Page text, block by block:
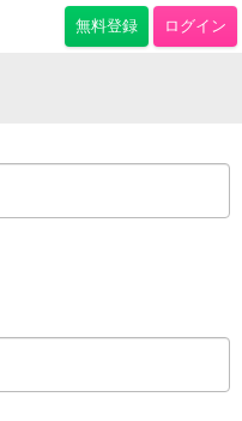
無料登録 ログイン